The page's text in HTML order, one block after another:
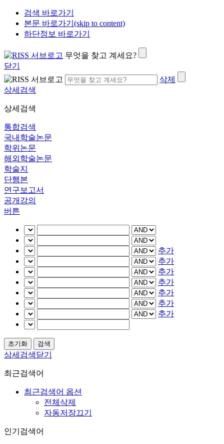
검색 바로가기
본문 바로가기(skip to content)
하단정보 바로가기
무엇을 찾고 계세요?
닫기
삭제
상세검색
상세검색
통합검색
국내학술논문
학위논문
해외학술논문
학술지
단행본
연구보고서
공개강의
버튼
추가
추가
추가
추가
추가
추가
추가
상세검색닫기
최근검색어
최근검색어 옵션
전체삭제
자동저장끄기
인기검색어